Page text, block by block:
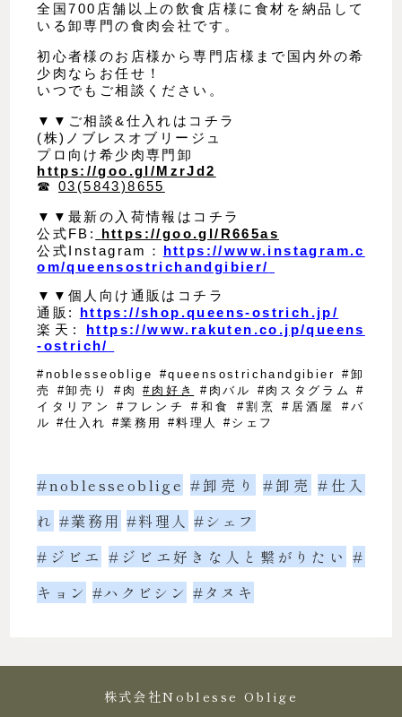
全国700店舗以上の飲食店様に食材を納品して
いる卸専門の食肉会社です。
初心者様のお店様から専門店様まで国内外の希
少肉ならお任せ！
いつでもご相談ください。
▼▼ご相談&仕入れはコチラ
(株)ノブレスオブリージュ
プロ向け希少肉専門卸
https://goo.gl/MzrJd2
☎︎03(5843)8655
▼▼最新の入荷情報はコチラ
公式FB:
https://goo.gl/R665as
公式Instagram： https://www.instagram.c
om/queensostrichandgibier/
▼▼個人向け通販はコチラ
通販: https://shop.queens-ostrich.jp/
楽天: https://www.rakuten.co.jp/queens
-ostrich/
#noblesseoblige #queensostrichandgibier #卸
売
#卸売り #肉 #肉好き #肉バル #肉スタグラム
#
イタリアン
#フレンチ #和食 #割烹 #居酒屋
#バ
ル
#仕入れ #業務用 #料理人 #シェフ
#noblesseoblige #卸売り #卸売 #仕入
れ #業務用 #料理人 #シェフ
#ジビエ #ジビエ好きな人と繋がりたい #
キョン #ハクビシン #タヌキ
株式会社Noblesse Oblige